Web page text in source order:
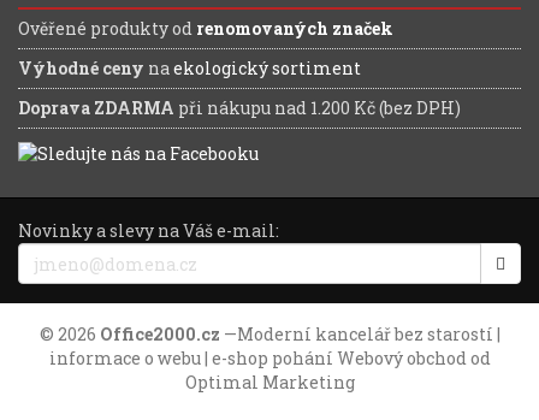
Ověřené produkty od renomovaných značek
Výhodné ceny na ekologický sortiment
Doprava ZDARMA při nákupu nad 1.200 Kč (bez DPH)
Novinky a slevy na Váš e-mail:
© 2026 Office2000.cz —Moderní kancelář bez starostí |
informace o webu| e-shop pohání Webový obchodod
Optimal Marketing